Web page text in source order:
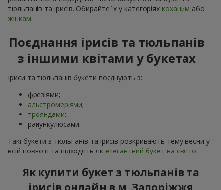
тюльпанів та ірисів. Обирайте їх у категоріях коханим або
жінкам.
Поєднання ірисів та тюльпанів
з іншими квітами у букетах
Іриси та тюльпанів букети поєднують з:
фрезіями;
альстромеріями;
трояндами;
ранункулюсами.
Такі букети з тюльпанів та ірисів розкривають тему весни у
всій повноті та підходять як елегантний букет на свято.
Як купити букет з тюльпанів та
ірисів онлайн в м. Запоріжжя